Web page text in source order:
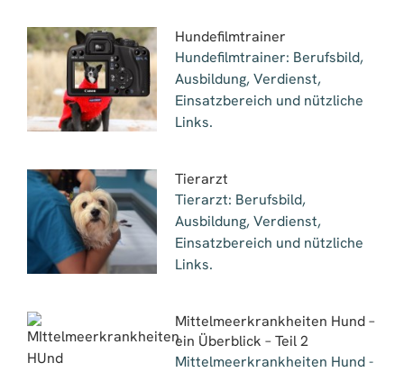
Hundefilmtrainer
Hundefilmtrainer: Berufsbild,
Ausbildung, Verdienst,
Einsatzbereich und nützliche
Links.
Tierarzt
Tierarzt: Berufsbild,
Ausbildung, Verdienst,
Einsatzbereich und nützliche
Links.
Mittelmeerkrankheiten Hund –
ein Überblick – Teil 2
Mittelmeerkrankheiten Hund -